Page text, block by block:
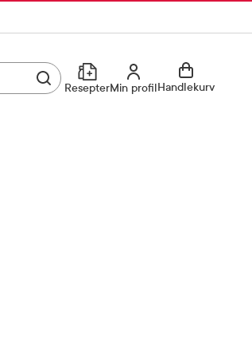
Utfør søkResepterMin profilMin profilHandlekurv